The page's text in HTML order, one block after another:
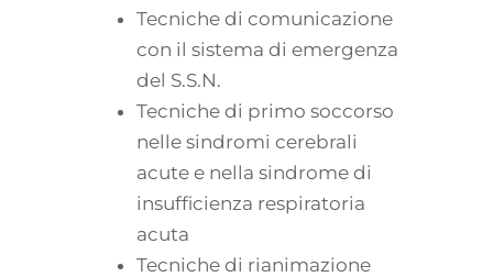
Tecniche di comunicazione
con il sistema di emergenza
del S.S.N.
Tecniche di primo soccorso
nelle sindromi cerebrali
acute e nella sindrome di
insufficienza respiratoria
acuta
Tecniche di rianimazione